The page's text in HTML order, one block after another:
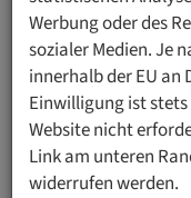
Ing. Dr.
Research Institute
Werbung oder des
sozialer Medien. Je
innerhalb der EU an
Einwilligung ist
Website nicht
Link am unteren
widerrufen werden.